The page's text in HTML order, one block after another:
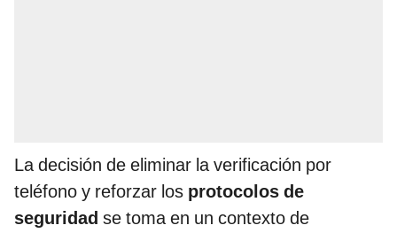
La decisión de eliminar la verificación por
teléfono y reforzar los protocolos de
seguridad se toma en un contexto de